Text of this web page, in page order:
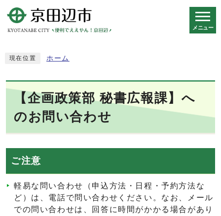
メニュー
現在位置 ホーム
【企画政策部 秘書広報課】へ
のお問い合わせ
ご注意
軽易な問い合わせ（申込方法・日程・予約方法な
ど）は、電話で問い合わせください。なお、メール
での問い合わせは、回答に時間がかかる場合があり